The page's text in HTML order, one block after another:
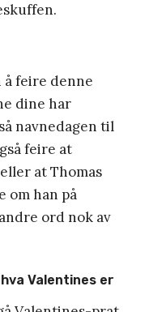
å feire denne
dine har
navnedagen til
feire at
at Thomas
han på
ord nok av
Valentines er